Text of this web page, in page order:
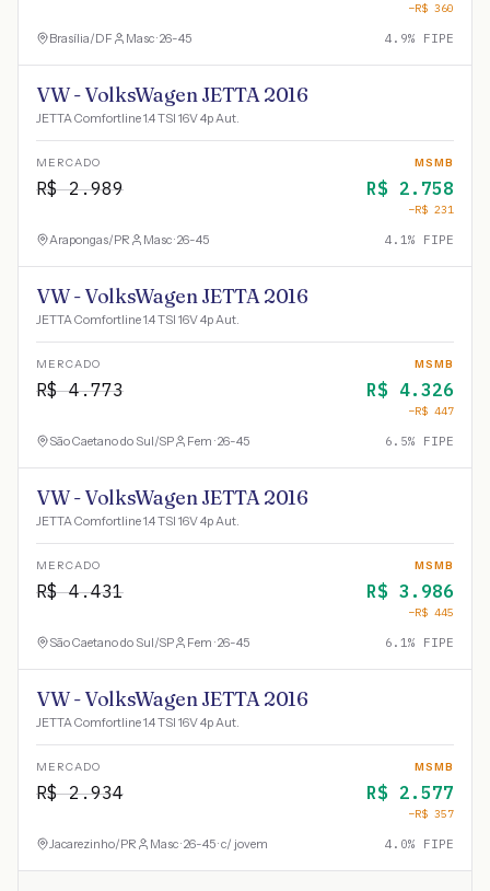
−R$ 360
Brasília/DF Masc · 26-45 4.9% FIPE
VW - VolksWagen JETTA 2016
JETTA Comfortline 1.4 TSI 16V 4p Aut.
MERCADO
R$2.989
MSMB
R$ 2.758
−R$ 231
Arapongas/PR Masc · 26-45 4.1% FIPE
VW - VolksWagen JETTA 2016
JETTA Comfortline 1.4 TSI 16V 4p Aut.
MERCADO
R$4.773
MSMB
R$ 4.326
−R$ 447
São Caetano do Sul/SP Fem · 26-45 6.5% FIPE
VW - VolksWagen JETTA 2016
JETTA Comfortline 1.4 TSI 16V 4p Aut.
MERCADO
R$4.431
MSMB
R$ 3.986
−R$ 445
São Caetano do Sul/SP Fem · 26-45 6.1% FIPE
VW - VolksWagen JETTA 2016
JETTA Comfortline 1.4 TSI 16V 4p Aut.
MERCADO
R$2.934
MSMB
R$ 2.577
−R$ 357
Jacarezinho/PR Masc · 26-45 · c/ jovem 4.0% FIPE